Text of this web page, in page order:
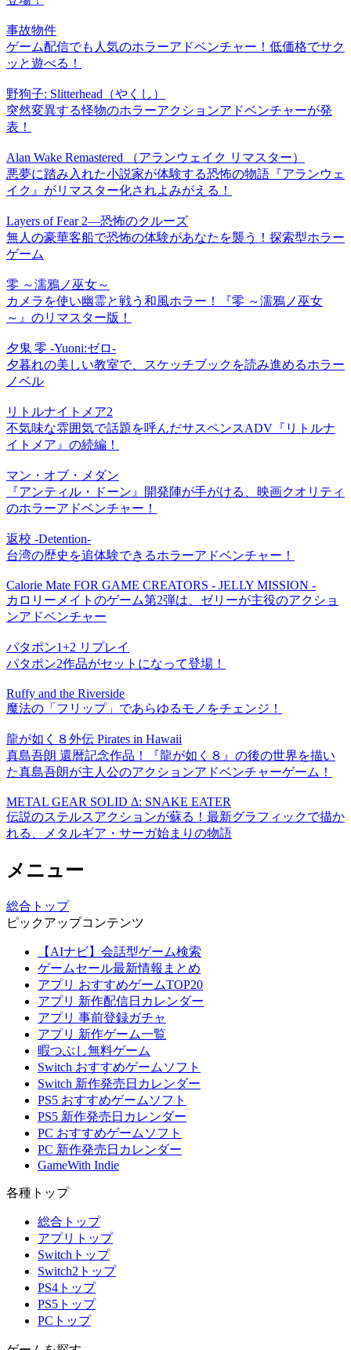
事故物件
ゲーム配信でも人気のホラーアドベンチャー！低価格でサク
ッと遊べる！
野狗子: Slitterhead（やくし）
突然変異する怪物のホラーアクションアドベンチャーが発
表！
Alan Wake Remastered （アランウェイク リマスター）
悪夢に踏み入れた小説家が体験する恐怖の物語『アランウェ
イク』がリマスター化されよみがえる！
Layers of Fear 2―恐怖のクルーズ
無人の豪華客船で恐怖の体験があなたを襲う！探索型ホラー
ゲーム
零 ～濡鴉ノ巫女～
カメラを使い幽霊と戦う和風ホラー！『零 ～濡鴉ノ巫女
～』のリマスター版！
夕鬼 零 -Yuoni:ゼロ-
夕暮れの美しい教室で、スケッチブックを読み進めるホラー
ノベル
リトルナイトメア2
不気味な雰囲気で話題を呼んだサスペンスADV『リトルナ
イトメア』の続編！
マン・オブ・メダン
『アンティル・ドーン』開発陣が手がける、映画クオリティ
のホラーアドベンチャー！
返校 -Detention-
台湾の歴史を追体験できるホラーアドベンチャー！
Calorie Mate FOR GAME CREATORS - JELLY MISSION -
カロリーメイトのゲーム第2弾は、ゼリーが主役のアクショ
ンアドベンチャー
パタポン1+2 リプレイ
パタポン2作品がセットになって登場！
Ruffy and the Riverside
魔法の「フリップ」であらゆるモノをチェンジ！
龍が如く８外伝 Pirates in Hawaii
真島吾朗 還暦記念作品！『龍が如く８』の後の世界を描い
た真島吾朗が主人公のアクションアドベンチャーゲーム！
METAL GEAR SOLID Δ: SNAKE EATER
伝説のステルスアクションが蘇る！最新グラフィックで描か
れる、メタルギア・サーガ始まりの物語
メニュー
総合トップ
ピックアップコンテンツ
【AIナビ】会話型ゲーム検索
ゲームセール最新情報まとめ
アプリ おすすめゲームTOP20
アプリ 新作配信日カレンダー
アプリ 事前登録ガチャ
アプリ 新作ゲーム一覧
暇つぶし無料ゲーム
Switch おすすめゲームソフト
Switch 新作発売日カレンダー
PS5 おすすめゲームソフト
PS5 新作発売日カレンダー
PC おすすめゲームソフト
PC 新作発売日カレンダー
GameWith Indie
各種トップ
総合トップ
アプリトップ
Switchトップ
Switch2トップ
PS4トップ
PS5トップ
PCトップ